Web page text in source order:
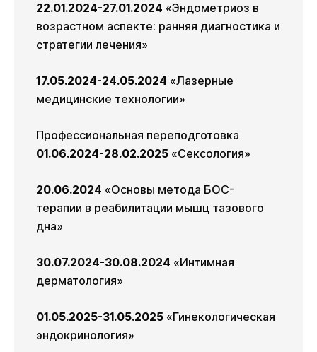
22.01.2024-27.01.2024 «Эндометриоз в
возрастном аспекте: ранняя диагностика и
стратегии лечения»
17.05.2024-24.05.2024 «Лазерные
медицинские технологии»
Профессиональная переподготовка
01.06.2024-28.02.2025 «Сексология»
20.06.2024 «Основы метода БОС-
терапии в реабилитации мышц тазового
дна»
30.07.2024-30.08.2024 «Интимная
дерматология»
01.05.2025-31.05.2025 «Гинекологическая
эндокринология»